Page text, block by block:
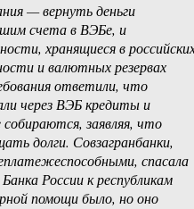
— вернуть деньги
счета в ВЭБе, и
хранящиеся в
и валютных резервах
ответили, что
через ВЭБ кредиты и
собираются, заявляя, что
долги. Совзагранбанки,
спасала
России к республикам
помощи было, но оно